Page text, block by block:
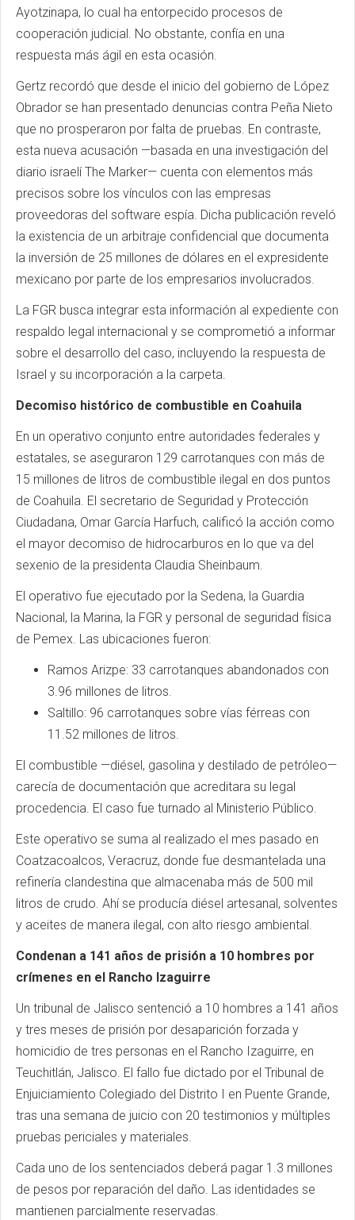
Ayotzinapa, lo cual ha entorpecido procesos de
cooperación judicial. No obstante, confía en una
respuesta más ágil en esta ocasión.
Gertz recordó que desde el inicio del gobierno de López
Obrador se han presentado denuncias contra Peña Nieto
que no prosperaron por falta de pruebas. En contraste,
esta nueva acusación —basada en una investigación del
diario israelí The Marker— cuenta con elementos más
precisos sobre los vínculos con las empresas
proveedoras del software espía. Dicha publicación reveló
la existencia de un arbitraje confidencial que documenta
la inversión de 25 millones de dólares en el expresidente
mexicano por parte de los empresarios involucrados.
La FGR busca integrar esta información al expediente con
respaldo legal internacional y se comprometió a informar
sobre el desarrollo del caso, incluyendo la respuesta de
Israel y su incorporación a la carpeta.
Decomiso histórico de combustible en Coahuila
En un operativo conjunto entre autoridades federales y
estatales, se aseguraron 129 carrotanques con más de
15 millones de litros de combustible ilegal en dos puntos
de Coahuila. El secretario de Seguridad y Protección
Ciudadana, Omar García Harfuch, calificó la acción como
el mayor decomiso de hidrocarburos en lo que va del
sexenio de la presidenta Claudia Sheinbaum.
El operativo fue ejecutado por la Sedena, la Guardia
Nacional, la Marina, la FGR y personal de seguridad física
de Pemex. Las ubicaciones fueron:
Ramos Arizpe: 33 carrotanques abandonados con
3.96 millones de litros.
Saltillo: 96 carrotanques sobre vías férreas con
11.52 millones de litros.
El combustible —diésel, gasolina y destilado de petróleo—
carecía de documentación que acreditara su legal
procedencia. El caso fue turnado al Ministerio Público.
Este operativo se suma al realizado el mes pasado en
Coatzacoalcos, Veracruz, donde fue desmantelada una
refinería clandestina que almacenaba más de 500 mil
litros de crudo. Ahí se producía diésel artesanal, solventes
y aceites de manera ilegal, con alto riesgo ambiental.
Condenan a 141 años de prisión a 10 hombres por
crímenes en el Rancho Izaguirre
Un tribunal de Jalisco sentenció a 10 hombres a 141 años
y tres meses de prisión por desaparición forzada y
homicidio de tres personas en el Rancho Izaguirre, en
Teuchitlán, Jalisco. El fallo fue dictado por el Tribunal de
Enjuiciamiento Colegiado del Distrito I en Puente Grande,
tras una semana de juicio con 20 testimonios y múltiples
pruebas periciales y materiales.
Cada uno de los sentenciados deberá pagar 1.3 millones
de pesos por reparación del daño. Las identidades se
mantienen parcialmente reservadas.